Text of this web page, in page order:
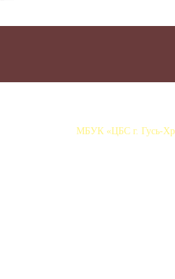
МБУК «ЦБС г. Гусь-